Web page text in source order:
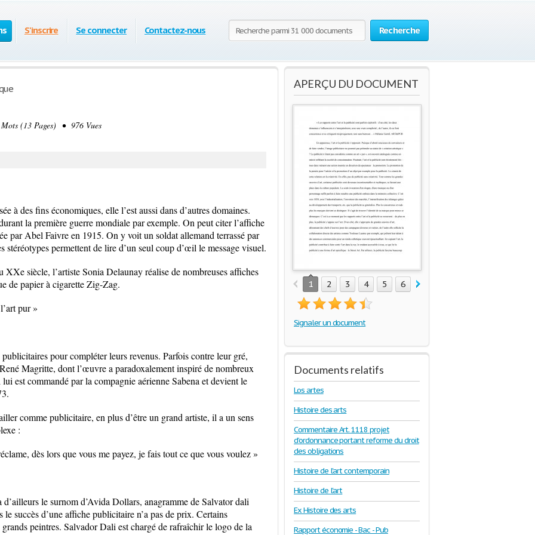
Recherche
S'inscrire Se connecter Contactez-nous
(13 Pages) • 976 Vues
à des fins économiques, elle l’est aussi dans d’autres domaines.
la première guerre mondiale par exemple. On peut citer l’affiche
par Abel Faivre en 1915. On y voit un soldat allemand terrassé par
stéréotypes permettent de lire d’un seul coup d’œil le message visuel.
XXe siècle, l’artiste Sonia Delaunay réalise de nombreuses affiches
de papier à cigarette Zig-Zag.
pur »
pour compléter leurs revenus. Parfois contre leur gré,
Magritte, dont l’œuvre a paradoxalement inspiré de nombreux
est commandé par la compagnie aérienne Sabena et devient le
comme publicitaire, en plus d’être un grand artiste, il a un sens
:
dès lors que vous me payez, je fais tout ce que vous voulez »
le surnom d’Avida Dollars, anagramme de Salvator dali
succès d’une affiche publicitaire n’a pas de prix. Certains
peintres. Salvador Dali est chargé de rafraîchir le logo de la
APERÇU DU DOCUMENT
1 2 3 4 5 6 7
Signaler un document
Documents relatifs
Los artes
Histoire des arts
Commentaire Art. 1118 projet
d’ordonnance portant reforme du droit
des obligations
Histoire de l'art contemporain
Histoire de l'art
Ex Histoire des arts
Rapport économie - Bac - Pub